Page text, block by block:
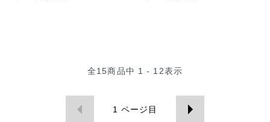
全15商品中 1 - 12表示
1 ページ目